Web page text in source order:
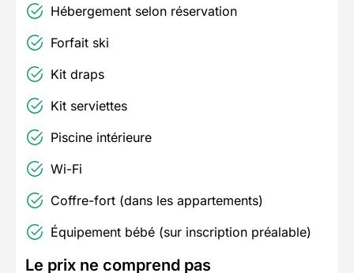
Hébergement selon réservation
Forfait ski
Kit draps
Kit serviettes
Piscine intérieure
Wi-Fi
Coffre-fort (dans les appartements)
Équipement bébé (sur inscription préalable)
Le prix ne comprend pas